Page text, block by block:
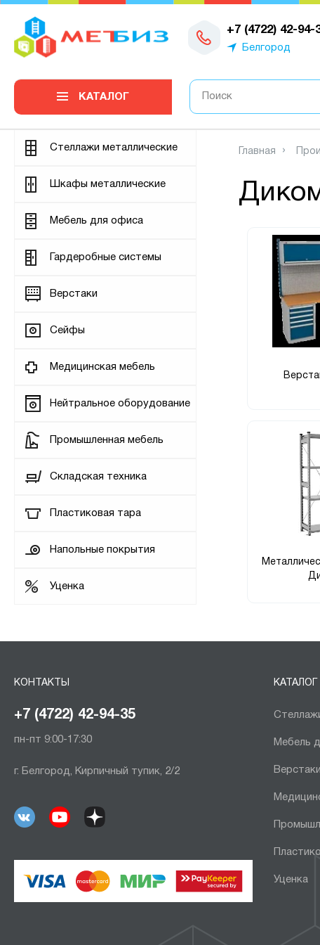
+7 (4722) 42-94-
Белгород
0
КАТАЛОГ
Стеллажи металлические
Шкафы металлические
Мебель для офиса
Гардеробные системы
Верстаки
Сейфы
Медицинская мебель
Нейтральное оборудование
Промышленная мебель
Складская техника
Пластиковая тара
Напольные покрытия
Уценка
Главная
КОНТАКТЫ
+7 (4722) 42-94-35
пн-пт 9:00-17:30
г. Белгород, Кирпичный тупик, 2/2
Мебель
Верстаки
Уценка